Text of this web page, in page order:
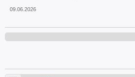
09.06.2026